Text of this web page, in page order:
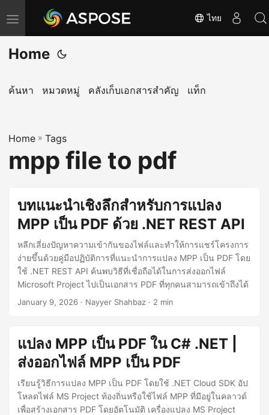
T
o
g
l
a
v
i
ไทย
Home
ค้นหา หมวดหมู่ คลังเก็บเอกสารสำคัญ แท็ก
Home » Tags
mpp file to pdf
บทแนะนำเชิงลึกสำหรับการแปลง
MPP เป็น PDF ด้วย .NET REST API
หลีกเลี่ยงปัญหาความเข้ากันของไฟล์และทำให้การแชร์โครงการ
ง่ายขึ้นด้วยคู่มือปฏิบัติการที่แนะนำการแปลง MPP เป็น PDF โดย
ใช้ .NET REST API ค้นพบวิธีที่เชื่อถือได้ในการส่งออกไฟล์
Microsoft Project ไปเป็นเอกสาร PDF ที่ทุกคนสามารถเข้าถึงได้
January 9, 2026 · Nayyer Shahbaz · 2 min
แปลง MPP เป็น PDF ใน C# .NET |
ส่งออกไฟล์ MPP เป็น PDF
เรียนรู้วิธีการแปลง MPP เป็น PDF โดยใช้ .NET Cloud SDK อัป
โหลดไฟล์ MS Project ท้องถิ่นหรือใช้ไฟล์ MPP ที่มีอยู่ในคลาวด์
เพื่อสร้างเอกสาร PDF โดยอัตโนมัติ เครื่องแปลง MS Project